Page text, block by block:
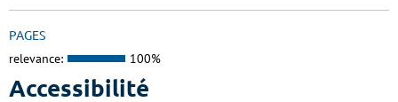
PAGES
relevance: 100%
Accessibilité